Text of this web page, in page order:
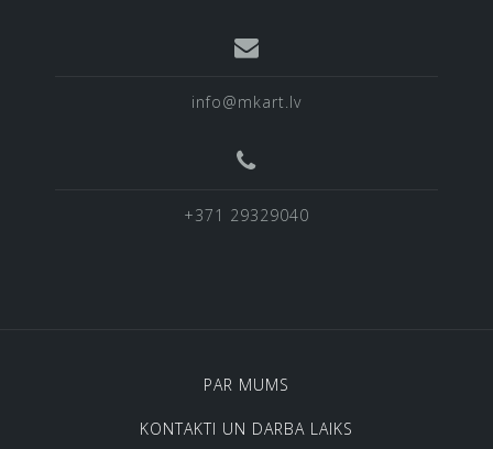
info@mkart.lv
+371 29329040
PAR MUMS
KONTAKTI UN DARBA LAIKS